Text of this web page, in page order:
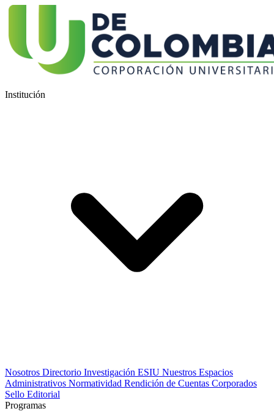
Institución
Nosotros Directorio Investigación ESIU Nuestros Espacios
Administrativos Normatividad Rendición de Cuentas Corporados
Sello Editorial
Programas